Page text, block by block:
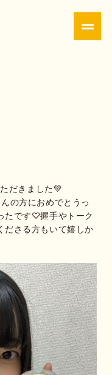
だきました💚
の方におめでとうっ
たです♡握手やトーク
ださる方もいて嬉しか